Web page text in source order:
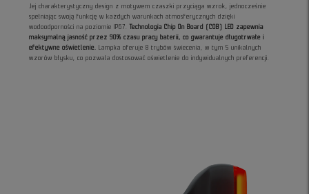
Jej charakterystyczny design z motywem czaszki przyciąga wzrok, jednocześnie
spełniając swoją funkcję w każdych warunkach atmosferycznych dzięki
wodoodporności na poziomie IP67.Technologia Chip On Board (COB) LED zapewnia
maksymalną jasność przez 90% czasu pracy baterii, co gwarantuje długotrwałe i
efektywne oświetlenie. Lampka oferuje 8 trybów świecenia, w tym 5 unikalnych
wzorów błysku, co pozwala dostosować oświetlenie do indywidualnych preferencji.